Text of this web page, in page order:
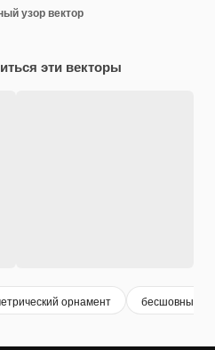
узор вектор
эти векторы
орнамент бесшовные